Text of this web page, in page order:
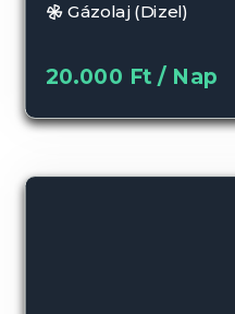
Gázolaj (Dizel)
20.000 Ft / Nap